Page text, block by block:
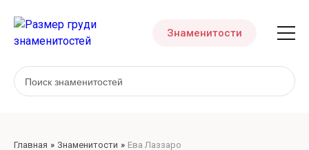
Знаменитости
Главная Знаменитости Ева Лаззаро